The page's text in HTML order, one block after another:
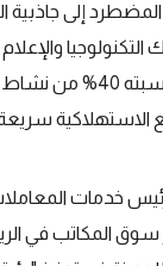
المضطرد إلى
التكنولوجيا
استحوذت على ما
خدمات
المكاتب في